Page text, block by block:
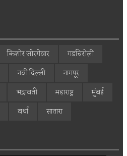
किशोर जोरगेवार
गडचिरोली
नवी दिल्ली
नागपूर
भद्रावती महाराष्ट्र
मुंबई
वर्धा सातारा